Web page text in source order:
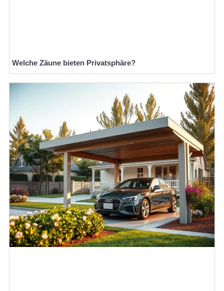
Welche Zäune bieten Privatsphäre?